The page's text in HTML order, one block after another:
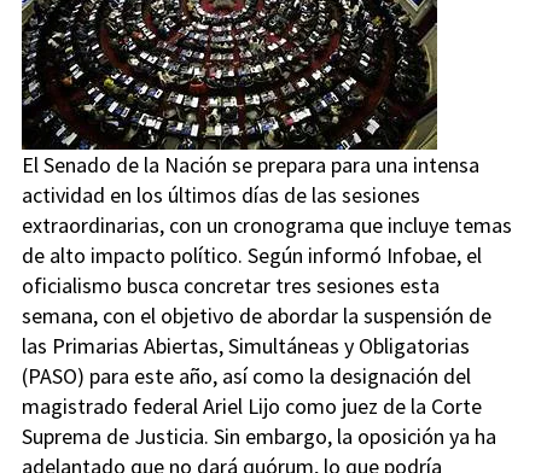
El Senado de la Nación se prepara para una intensa
actividad en los últimos días de las sesiones
extraordinarias, con un cronograma que incluye temas
de alto impacto político. Según informó Infobae, el
oficialismo busca concretar tres sesiones esta
semana, con el objetivo de abordar la suspensión de
las Primarias Abiertas, Simultáneas y Obligatorias
(PASO) para este año, así como la designación del
magistrado federal Ariel Lijo como juez de la Corte
Suprema de Justicia. Sin embargo, la oposición ya ha
adelantado que no dará quórum, lo que podría